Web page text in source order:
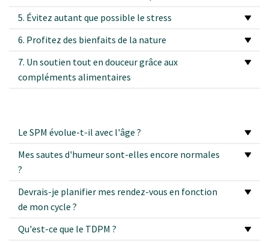
5. Évitez autant que possible le stress
6. Profitez des bienfaits de la nature
7. Un soutien tout en douceur grâce aux
compléments alimentaires
Le SPM évolue-t-il avec l'âge ?
Mes sautes d'humeur sont-elles encore normales
?
Devrais-je planifier mes rendez-vous en fonction
de mon cycle ?
Qu'est-ce que le TDPM ?